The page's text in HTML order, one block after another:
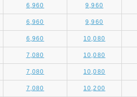
6,960 9,960
6,960 9,960
6,960 10,080
7,080 10,080
7,080 10,080
7,080 10,200